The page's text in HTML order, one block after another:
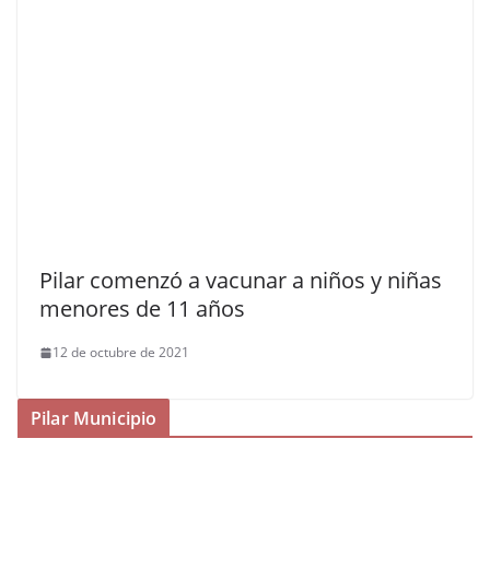
Pilar comenzó a vacunar a niños y niñas
menores de 11 años
12 de octubre de 2021
Pilar Municipio